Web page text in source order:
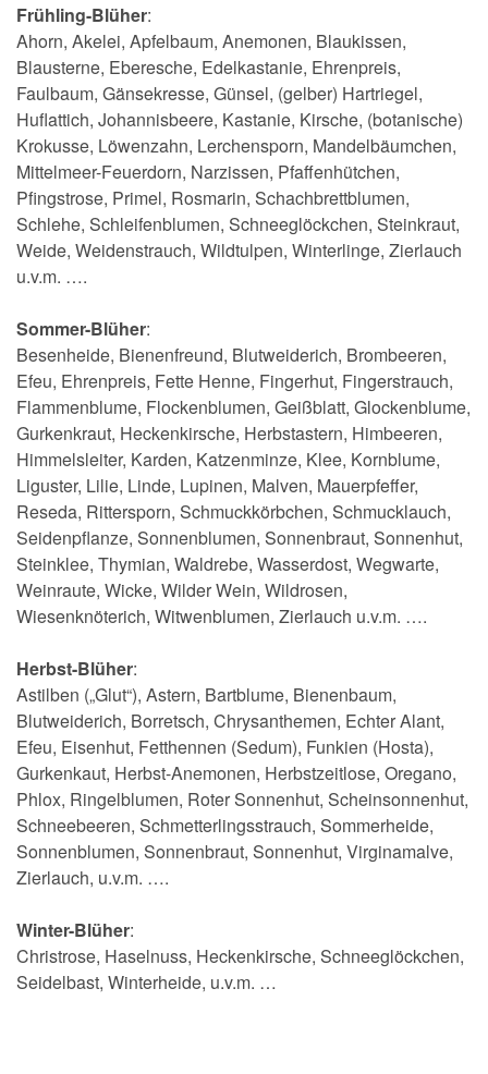
Frühling-Blüher:
Ahorn, Akelei, Apfelbaum, Anemonen, Blaukissen,
Blausterne, Eberesche, Edelkastanie, Ehrenpreis,
Faulbaum, Gänsekresse, Günsel, (gelber) Hartriegel,
Huflattich, Johannisbeere, Kastanie, Kirsche, (botanische)
Krokusse, Löwenzahn, Lerchensporn, Mandelbäumchen,
Mittelmeer-Feuerdorn, Narzissen, Pfaffenhütchen,
Pfingstrose, Primel, Rosmarin, Schachbrettblumen,
Schlehe, Schleifenblumen, Schneeglöckchen, Steinkraut,
Weide, Weidenstrauch, Wildtulpen, Winterlinge, Zierlauch
u.v.m. ….
Sommer-Blüher:
Besenheide, Bienenfreund, Blutweiderich, Brombeeren,
Efeu, Ehrenpreis, Fette Henne, Fingerhut, Fingerstrauch,
Flammenblume, Flockenblumen, Geißblatt, Glockenblume,
Gurkenkraut, Heckenkirsche, Herbstastern, Himbeeren,
Himmelsleiter, Karden, Katzenminze, Klee, Kornblume,
Liguster, Lilie, Linde, Lupinen, Malven, Mauerpfeffer,
Reseda, Rittersporn, Schmuckkörbchen, Schmucklauch,
Seidenpflanze, Sonnenblumen, Sonnenbraut, Sonnenhut,
Steinklee, Thymian, Waldrebe, Wasserdost, Wegwarte,
Weinraute, Wicke, Wilder Wein, Wildrosen,
Wiesenknöterich, Witwenblumen, Zierlauch u.v.m. ….
Herbst-Blüher:
Astilben („Glut“), Astern, Bartblume, Bienenbaum,
Blutweiderich, Borretsch, Chrysanthemen, Echter Alant,
Efeu, Eisenhut, Fetthennen (Sedum), Funkien (Hosta),
Gurkenkaut, Herbst-Anemonen, Herbstzeitlose, Oregano,
Phlox, Ringelblumen, Roter Sonnenhut, Scheinsonnenhut,
Schneebeeren, Schmetterlingsstrauch, Sommerheide,
Sonnenblumen, Sonnenbraut, Sonnenhut, Virginamalve,
Zierlauch, u.v.m. ….
Winter-Blüher:
Christrose, Haselnuss, Heckenkirsche, Schneeglöckchen,
Seidelbast, Winterheide, u.v.m. …